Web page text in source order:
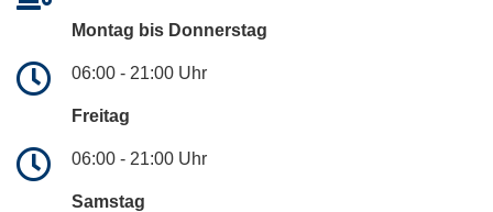
Montag bis Donnerstag
06:00 - 21:00 Uhr
Freitag
06:00 - 21:00 Uhr
Samstag